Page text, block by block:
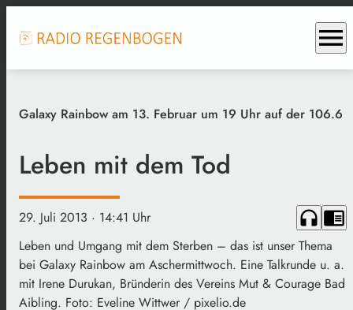
menu
Galaxy Rainbow am 13. Februar um 19 Uhr auf der 106.6
Leben mit dem Tod
29. Juli 2013 · 14:41 Uhr headphones chrome_reader_mode
Leben und Umgang mit dem Sterben – das ist unser Thema
bei Galaxy Rainbow am Aschermittwoch. Eine Talkrunde u. a.
mit Irene Durukan, Bründerin des Vereins Mut & Courage Bad
Aibling. Foto: Eveline Wittwer / pixelio.de